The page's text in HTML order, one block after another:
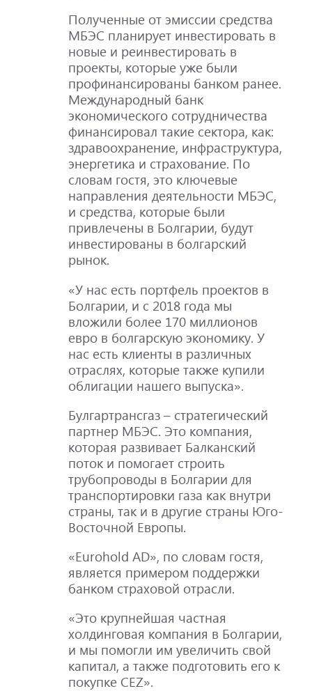
Полученные от эмиссии средства
МБЭС планирует инвестировать в
новые и реинвестировать в
проекты, которые уже были
профинансированы банком ранее.
Международный банк
экономического сотрудничества
финансировал такие сектора, как:
здравоохранение, инфраструктура,
энергетика и страхование. По
словам гостя, это ключевые
направления деятельности МБЭС,
и средства, которые были
привлечены в Болгарии, будут
инвестированы в болгарский
рынок.
«У нас есть портфель проектов в
Болгарии, и с 2018 года мы
вложили более 170 миллионов
евро в болгарскую экономику. У
нас есть клиенты в различных
отраслях, которые также купили
облигации нашего выпуска».
Булгартрансгаз – стратегический
партнер МБЭС. Это компания,
которая развивает Балканский
поток и помогает строить
трубопроводы в Болгарии для
транспортировки газа как внутри
страны, так и в другие страны Юго-
Восточной Европы.
«Eurohold AD», по словам гостя,
является примером поддержки
банком страховой отрасли.
«Это крупнейшая частная
холдинговая компания в Болгарии,
и мы помогли им увеличить свой
капитал, а также подготовить его к
покупке CEZ».